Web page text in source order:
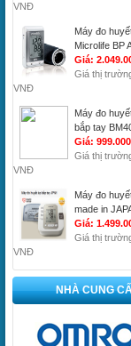
VNĐ
Máy đo
Microlife BP
Giá:
Giá thị
VNĐ
Máy đo
bắp tay
Giá:
Giá thị
VNĐ
Máy đo
made in
Giá:
Giá thị
VNĐ
NHÀ CUNG